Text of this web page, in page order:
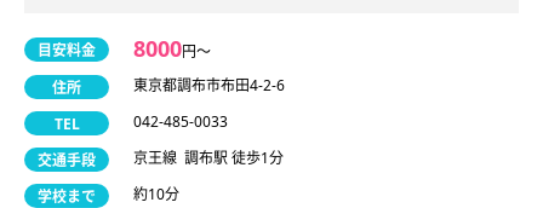
目安料金 8000円〜
住所
東京都調布市布田4-2-6
TEL
042-485-0033
交通手段
京王線 調布駅 徒歩1分
学校まで
約10分